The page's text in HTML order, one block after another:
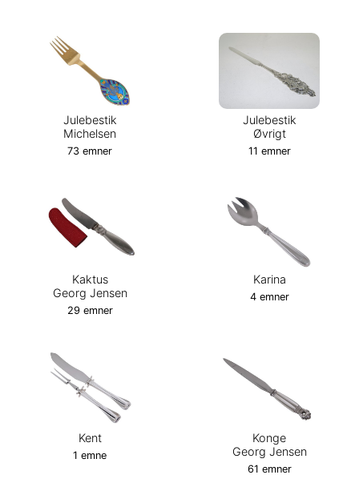
Julebestik
Michelsen
73 emner
Julebestik
Øvrigt
11 emner
Kaktus
Georg Jensen
29 emner
Karina
4 emner
Kent
1 emne
Konge
Georg Jensen
61 emner